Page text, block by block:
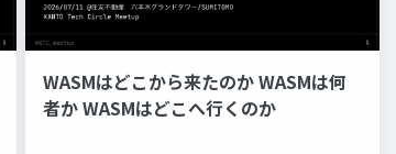
WASMはどこから来たのか WASMは何
者か WASMはどこへ行くのか